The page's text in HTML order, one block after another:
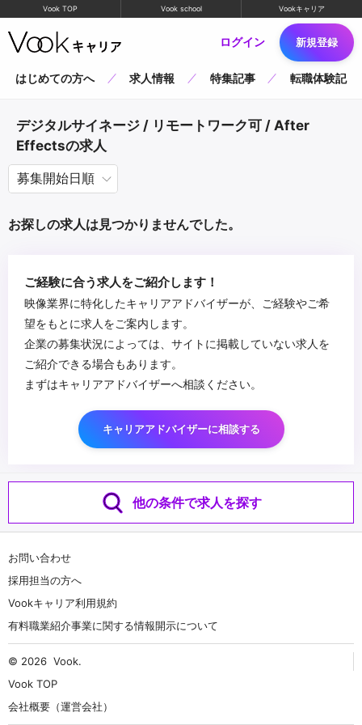
Vook TOP Vook school Vookキャリア
ログイン 新規登録
はじめての方へ 求人情報 特集記事 転職体験記
デジタルサイネージ / リモートワーク可 / After
Effectsの求人
お探しの求人は見つかりませんでした。
ご経験に合う求人をご紹介します！
映像業界に特化したキャリアアドバイザーが、ご経験やご希
望をもとに求人をご案内します。
企業の募集状況によっては、サイトに掲載していない求人を
ご紹介できる場合もあります。
まずはキャリアアドバイザーへ相談ください。
キャリアアドバイザーに相談する
他の条件で求人を探す
お問い合わせ
採用担当の方へ
Vookキャリア利用規約
有料職業紹介事業に関する情報開示について
© 2026 Vook.
Vook TOP
会社概要（運営会社）